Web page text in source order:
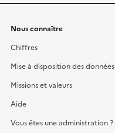
Nous connaître
Chiffres
Mise à disposition des données
Missions et valeurs
Aide
Vous êtes une administration ?